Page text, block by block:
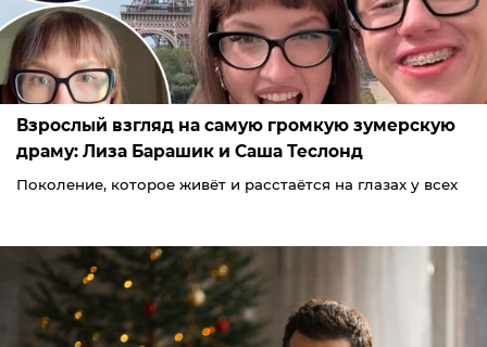
Взрослый взгляд на самую громкую зумерскую
драму: Лиза Барашик и Саша Теслонд
Поколение, которое живёт и расстаётся на глазах у всех